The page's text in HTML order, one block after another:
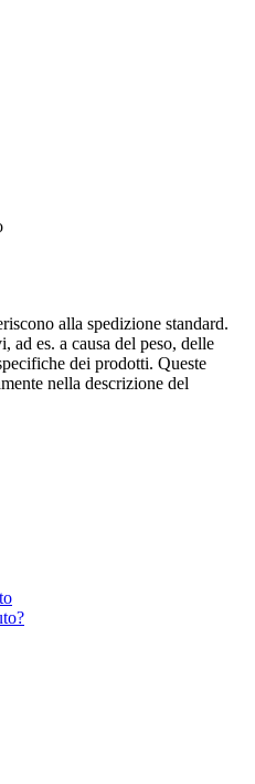
alla spedizione standard.
ad es. a causa del peso, delle
dei prodotti. Queste
nella descrizione del